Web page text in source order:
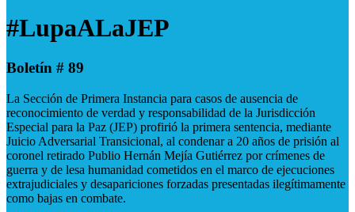
#LupaALaJEP
Boletín # 89
La Sección de Primera Instancia para casos de ausencia de
reconocimiento de verdad y responsabilidad de la Jurisdicción
Especial para la Paz (JEP) profirió la primera sentencia, mediante
Juicio Adversarial Transicional, al condenar a 20 años de prisión al
coronel retirado Publio Hernán Mejía Gutiérrez por crímenes de
guerra y de lesa humanidad cometidos en el marco de ejecuciones
extrajudiciales y desapariciones forzadas presentadas ilegítimamente
como bajas en combate.